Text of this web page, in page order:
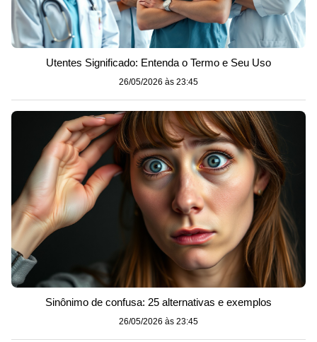
Utentes Significado: Entenda o Termo e Seu Uso
26/05/2026 às 23:45
Sinônimo de confusa: 25 alternativas e exemplos
26/05/2026 às 23:45